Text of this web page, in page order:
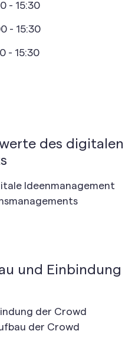
- 15:30
- 15:30
- 15:30
des digitalen
Ideenmanagement
und Einbindung
der Crowd
der Crowd